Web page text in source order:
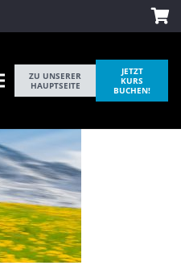
ZU UNSERER
HAUPTSEITE
JETZT
KURS
BUCHEN!